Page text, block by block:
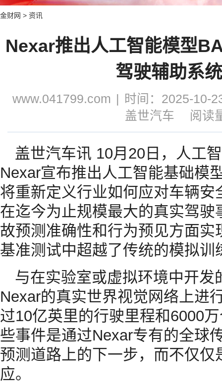
金财网 > 资讯
Nexar推出人工智能模型
驾驶辅助系
www.041799.com
时间：2025-10-
盖世汽车
阅读
盖世汽车讯 10月20日，人工
Nexar宣布推出人工智能基础模
将重新定义行业如何应对车辆
在迄今为止规模最大的真实驾
故预测准确性和行为预见方面
基准测试中超越了传统的模拟训
与在实验室或虚拟环境中开
Nexar的真实世界视觉网络上
过10亿英里的行驶里程和6000
些事件是通过Nexar专有的全球
预测道路上的下一步，而不仅
应。